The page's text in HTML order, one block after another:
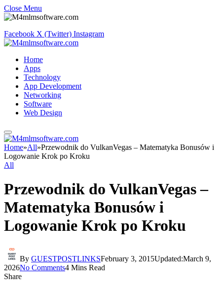
Close Menu
Facebook X (Twitter) Instagram
Home
Apps
Technology
App Development
Networking
Software
Web Design
Home»All»Przewodnik do VulkanVegas – Matematyka Bonusów i
Logowanie Krok po Kroku
All
Przewodnik do VulkanVegas –
Matematyka Bonusów i
Logowanie Krok po Kroku
By GUESTPOSTLINKSFebruary 3, 2015Updated:March 9,
2026No Comments4 Mins Read
Share